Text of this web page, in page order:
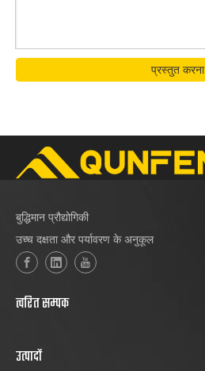
प्रस्तुत करना
बुद्धिमान प्रौद्योगिकी
उच्च दक्षता और पर्यावरण के अनुकूल
त्वरित सम्पक
उत्पादों